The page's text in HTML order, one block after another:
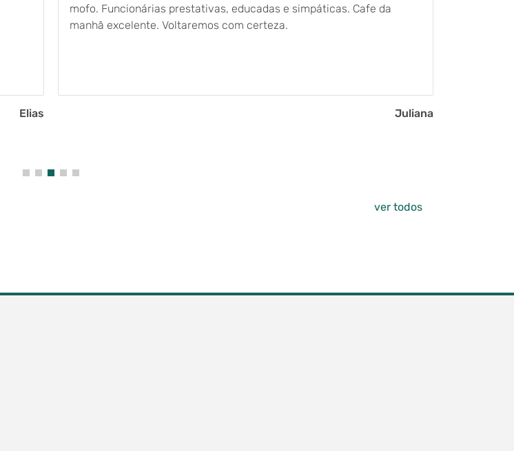
Elias
mofo. Funcionárias prestativas, educadas e simpáticas. Cafe da
manhã excelente. Voltaremos com certeza.
Juliana
ver todos